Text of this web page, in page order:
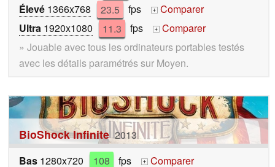
Élevé 1366x768 23.5 fps +
Comparer
Ultra 1920x1080 11.3 fps +
Comparer
» Jouable avec tous les ordinateurs portables testés
avec les détails paramétrés sur Moyen.
BioShock Infinite 2013
Bas 1280x720 108 fps +
Comparer